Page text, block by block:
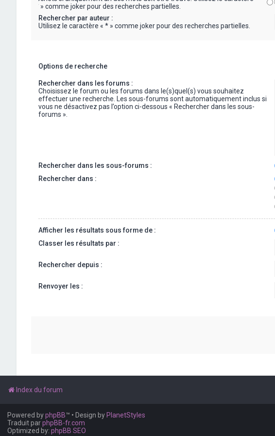
« * » comme joker pour des recherches partielles.
Rechercher par auteur :
Utilisez le caractère « * » comme joker pour des recherches partielles.
Options de recherche
Rechercher dans les forums :
Choisissez le forum ou les forums dans le(s)quel(s) vous souhaitez
effectuer une recherche. Les sous-forums sont automatiquement inclus si
vous ne désactivez pas l’option ci-dessous « Rechercher dans les sous-
forums ».
Rechercher dans les sous-forums :
Rechercher dans :
Afficher les résultats sous forme de :
Classer les résultats par :
Rechercher depuis :
Renvoyer les :
Index du forum
Powered byphpBB™ • Design byPlanetStyles
Traduit parphpBB-fr.com
Optimized by: phpBB SEO